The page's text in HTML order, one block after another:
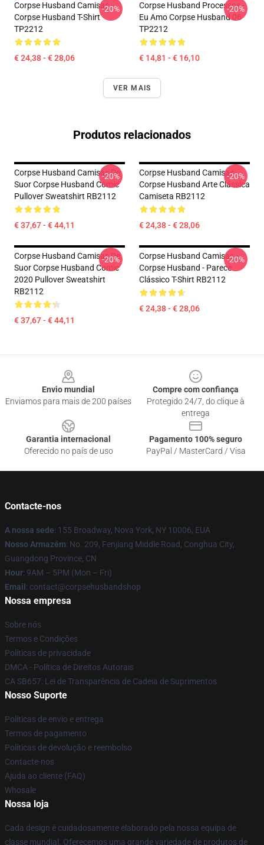
Corpse Husband Camisas -
Corpse Husband T-Shirt
TP2212
€ 24,38 - € 28,06
-20%
Corpse Husband Processos -
Eu Amo Corpse Husband 06
TP2212
€ 14,81 - € 16,10
-20%
VER MAIS
Produtos relacionados
Corpse Husband Camisas De
Suor Corpse Husband Comic
Pullover Sweatshirt RB2112
€ 37,67 - € 44,11
-20%
Corpse Husband Camisas -
Corpse Husband Arte Clássica
Camiseta RB2112
€ 24,38 - € 28,06
-20%
Corpse Husband Camisas De
Suor Corpse Husband Comic
2020 Pullover Sweatshirt
RB2112
€ 37,67 - € 44,11
-20%
Corpse Husband Camisas -
Corpse Husband - Parece
Clássico T-Shirt RB2112
€ 24,38 - € 28,06
-20%
Envio mundial
Enviamos para mais de 200 países
Compre com confiança
Protegido 24/7, do clique à
entrega
Garantia internacional
Oferecido no país de uso
Pagamento 100% seguro
PayPal / MasterCard / Visa
Contacte-nos
A nossa sede: 155 Broadway, Nova York, NY 10006, EUA
Nosso Armazém: No. 209, Fenjiang Middle Road, Conghua City,
Guangdong Province, CN
Hour: 9AM – 5PM (Mon – Fri)
Email : contact@corpsehusbandshop
Nossa empresa
Sobre nós
Termos e Condições
Políticas de privacidade
DMCA - Política de Direitos Autorais
CA SB657: Lei de Transparência de Cadeia de Suprimentos
Nosso Suporte
Políticas de envio e entrega
Termos de pagamento
Políticas de devolução e reembolso
Contacte-nos
Ajuda ao cliente (FAQ)
Whosale
Nossa loja
Cada design é cuidadosamente elaborado pela nossa equipa de
classe mundial. Oferecemos uma grande variedade de produtos de